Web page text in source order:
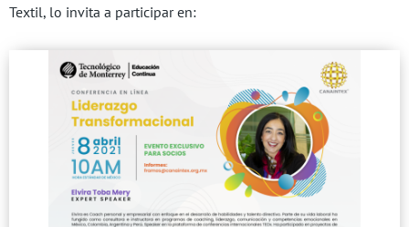
Textil, lo invita a participar en: